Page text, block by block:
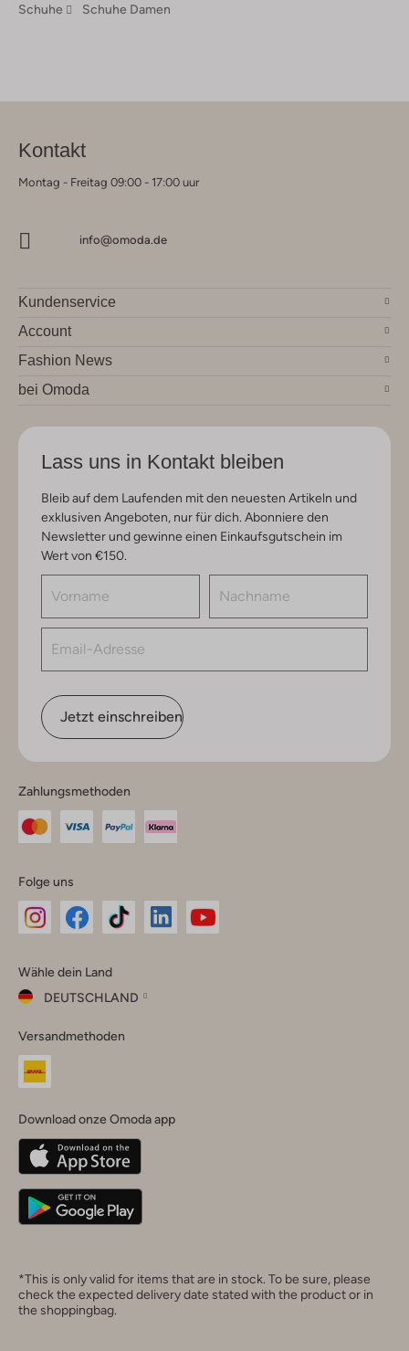
Schuhe Schuhe Damen
Kontakt
Montag - Freitag 09:00 - 17:00 uur
info@omoda.de
Kundenservice
Account
Fashion News
bei Omoda
Lass uns in Kontakt bleiben
Bleib auf dem Laufenden mit den neuesten Artikeln und
exklusiven Angeboten, nur für dich. Abonniere den
Newsletter und gewinne einen Einkaufsgutschein im
Wert von €150.
Jetzt einschreiben
Zahlungsmethoden
Folge uns
Instagram
Facebook
TikTok
Wähle dein Land
DEUTSCHLAND
dein
Land
Belgique(Français)
Deutschland
Versandmethoden
Download onze Omoda app
*This is only valid for items that are in stock. To be sure, please
check the expected delivery date stated with the product or in
the shoppingbag.